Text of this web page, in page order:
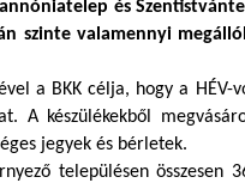
és
szinte valamennyi
a BKK célja, hogy a
A készülékekből
jegyek és bérletek.
településen